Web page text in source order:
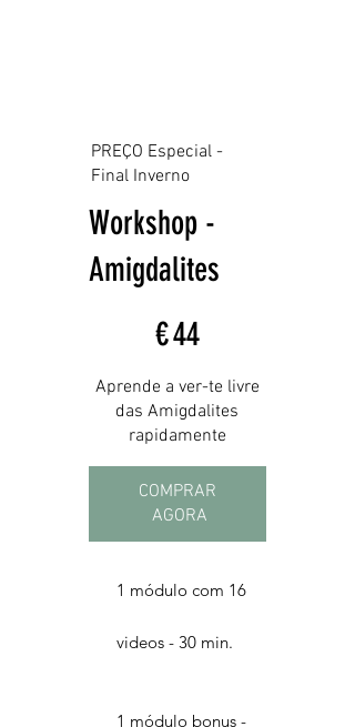
PREÇO Especial -
Final Inverno
Workshop -
Amigdalites
€44
Aprende a ver-te livre
das Amigdalites
rapidamente
COMPRAR
AGORA
1 módulo com 16
videos - 30 min.
1 módulo bonus -